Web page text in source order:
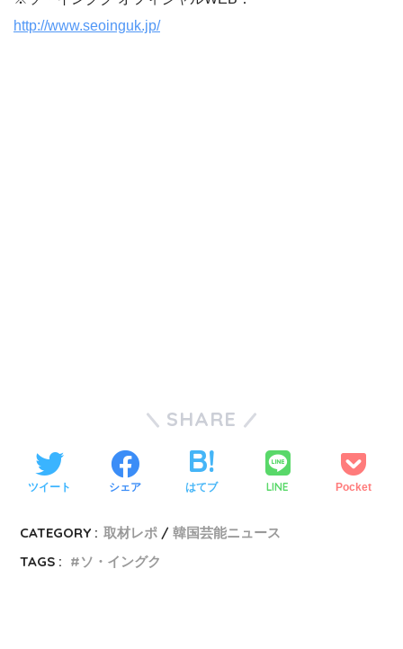
http://www.seoinguk.jp/
SHARE
ツイート シェア はてブ LINE Pocket
CATEGORY : 取材レポ
韓国芸能ニュース
TAGS :
ソ・イングク